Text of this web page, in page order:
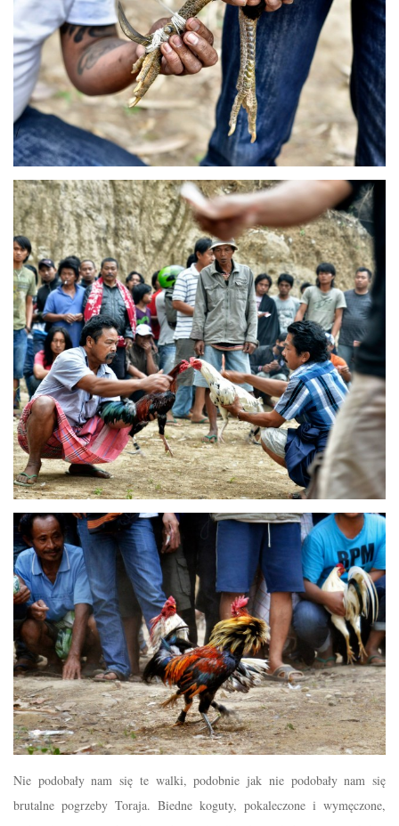
Nie podobały nam się te walki, podobnie jak nie podobały nam się
brutalne pogrzeby Toraja. Biedne koguty, pokaleczone i wymęczone,